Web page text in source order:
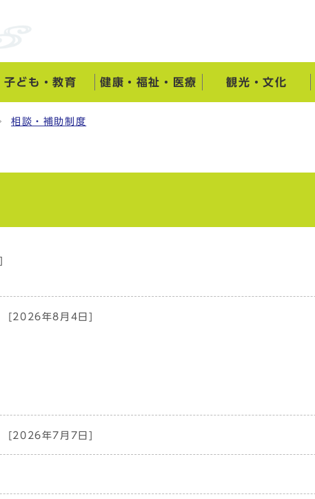
子ども・教育 健康・福祉・医療 観光・文化
相談・補助制度
[2026年8月4日]
[2026年7月7日]